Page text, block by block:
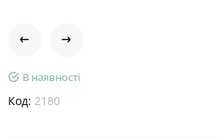
В наявності
Код: 2180